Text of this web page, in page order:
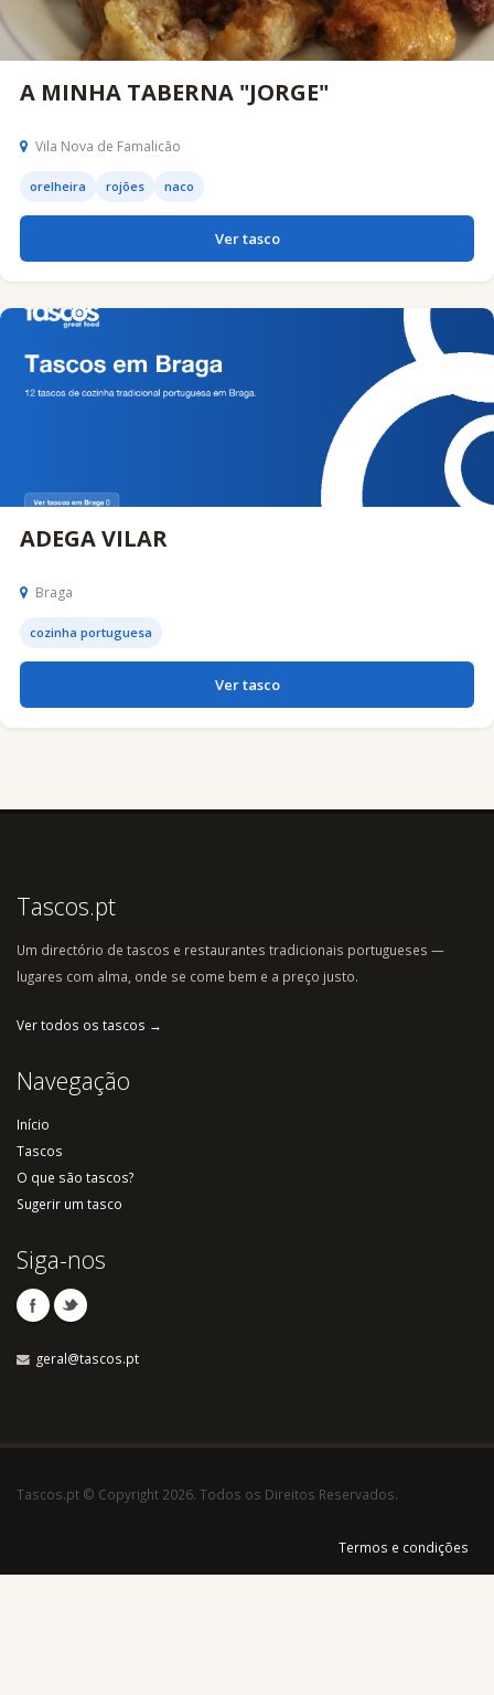
A MINHA TABERNA "JORGE"
Vila Nova de Famalicão
orelheira rojões naco
Ver tasco
ADEGA VILAR
Braga
cozinha portuguesa
Ver tasco
Tascos.pt
Um directório de tascos e restaurantes tradicionais portugueses —
lugares com alma, onde se come bem e a preço justo.
Ver todos os tascos →
Navegação
Início
Tascos
O que são tascos?
Sugerir um tasco
Siga-nos
geral@tascos.pt
Tascos.pt © Copyright 2026. Todos os Direitos Reservados.
Termos e condições